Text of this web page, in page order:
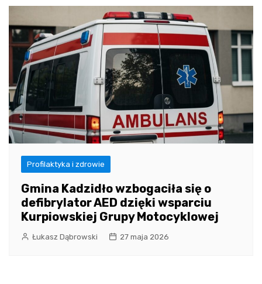
Profilaktyka i zdrowie
Gmina Kadzidło wzbogaciła się o
defibrylator AED dzięki wsparciu
Kurpiowskiej Grupy Motocyklowej
Łukasz Dąbrowski 27 maja 2026